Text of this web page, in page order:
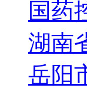
国药
湖南
岳阳